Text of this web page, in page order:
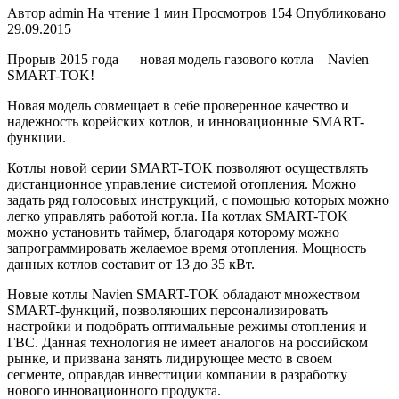
Автор admin На чтение 1 мин Просмотров 154 Опубликовано
29.09.2015
Прорыв 2015 года — новая модель газового котла – Navien
SMART-TOK!
Новая модель совмещает в себе проверенное качество и
надежность корейских котлов, и инновационные SMART-
функции.
Котлы новой серии SMART-TOK позволяют осуществлять
дистанционное управление системой отопления. Можно
задать ряд голосовых инструкций, с помощью которых можно
легко управлять работой котла. На котлах SMART-TOK
можно установить таймер, благодаря которому можно
запрограммировать желаемое время отопления. Мощность
данных котлов составит от 13 до 35 кВт.
Новые котлы Navien SMART-TOK обладают множеством
SMART-функций, позволяющих персонализировать
настройки и подобрать оптимальные режимы отопления и
ГВС. Данная технология не имеет аналогов на российском
рынке, и призвана занять лидирующее место в своем
сегменте, оправдав инвестиции компании в разработку
нового инновационного продукта.